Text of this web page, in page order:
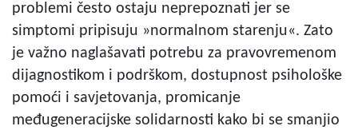
problemi često ostaju neprepoznati jer se
simptomi pripisuju »normalnom starenju«. Zato
je važno naglašavati potrebu za pravovremenom
dijagnostikom i podrškom, dostupnost psihološke
pomoći i savjetovanja, promicanje
međugeneracijske solidarnosti kako bi se smanjio